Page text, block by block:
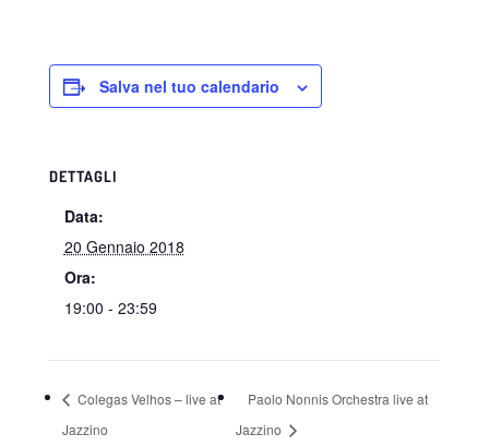
Salva nel tuo calendario
DETTAGLI
Data:
20 Gennaio 2018
Ora:
19:00 - 23:59
Colegas Velhos – live at
Jazzino
Paolo Nonnis Orchestra live at
Jazzino